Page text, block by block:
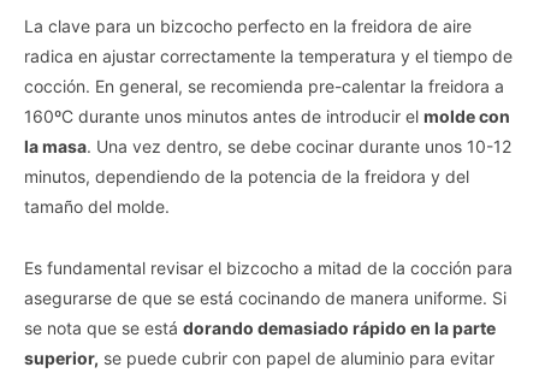
La clave para un bizcocho perfecto en la freidora de aire
radica en ajustar correctamente la temperatura y el tiempo de
cocción. En general, se recomienda pre-calentar la freidora a
160ºC durante unos minutos antes de introducir el molde con
la masa. Una vez dentro, se debe cocinar durante unos 10-12
minutos, dependiendo de la potencia de la freidora y del
tamaño del molde.
Es fundamental revisar el bizcocho a mitad de la cocción para
asegurarse de que se está cocinando de manera uniforme. Si
se nota que se está dorando demasiado rápido en la parte
superior, se puede cubrir con papel de aluminio para evitar